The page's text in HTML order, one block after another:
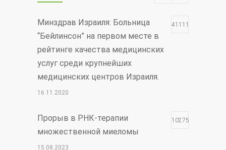
Минздрав Израиля: Больница
“Бейлинсон” на первом месте в
рейтинге качества медицинских
услуг среди крупнейших
медицинских центров Израиля.
411117
16.11.2020
Прорыв в РНК-терапии
множественной миеломы
102754
15.08.2023